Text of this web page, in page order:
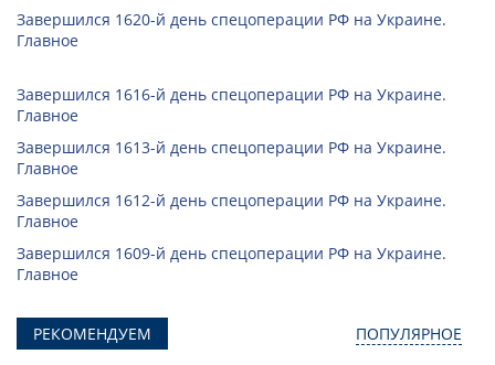
Завершился 1620-й день спецоперации РФ на Украине.
Главное
Завершился 1616-й день спецоперации РФ на Украине.
Главное
Завершился 1613-й день спецоперации РФ на Украине.
Главное
Завершился 1612-й день спецоперации РФ на Украине.
Главное
Завершился 1609-й день спецоперации РФ на Украине.
Главное
РЕКОМЕНДУЕМ ПОПУЛЯРНОЕ